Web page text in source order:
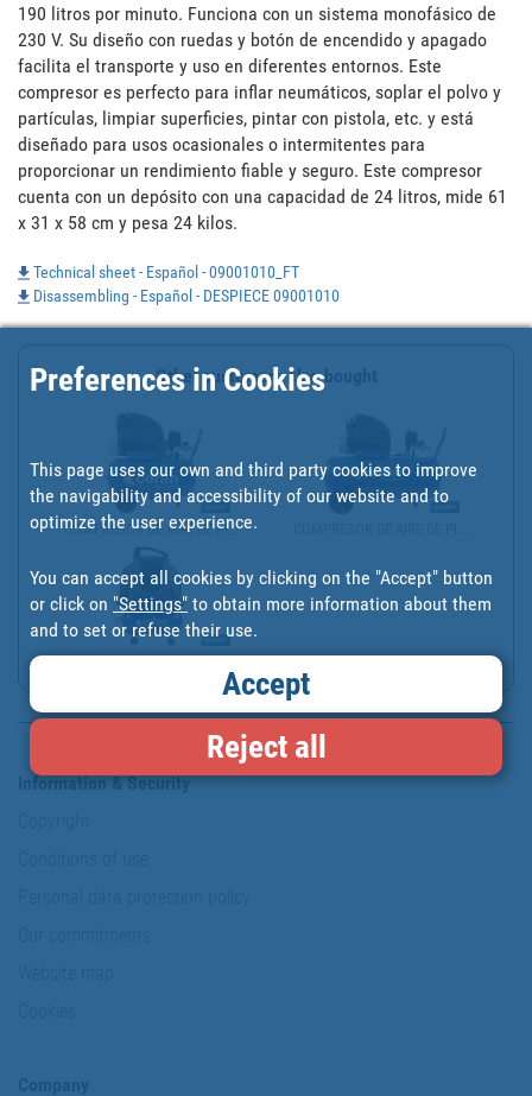
190 litros por minuto. Funciona con un sistema monofásico de
230 V. Su diseño con ruedas y botón de encendido y apagado
facilita el transporte y uso en diferentes entornos. Este
compresor es perfecto para inflar neumáticos, soplar el polvo y
partículas, limpiar superficies, pintar con pistola, etc. y está
diseñado para usos ocasionales o intermitentes para
proporcionar un rendimiento fiable y seguro. Este compresor
cuenta con un depósito con una capacidad de 24 litros, mide 61
x 31 x 58 cm y pesa 24 kilos.
Technical sheet - Español - 09001010_FT
Disassembling - Español - DESPIECE 09001010
Other customers also bought
COMPRESOR DE AIRE DE PI...
Information & Security
Preferences in Cookies
This page uses our own and third party cookies to improve
the navigability and accessibility of our website and to
optimize the user experience.
You can accept all cookies by clicking on the "Accept" button
or click on "Settings" to obtain more information about them
and to set or refuse their use.
Accept
Reject all